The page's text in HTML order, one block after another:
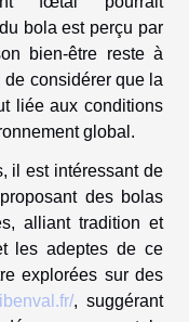
bola est perçu par
bien-être reste à
de considérer que la
liée aux conditions
global.
il est intéressant de
des bolas
alliant tradition et
les adeptes de ce
explorées sur des
, suggérant